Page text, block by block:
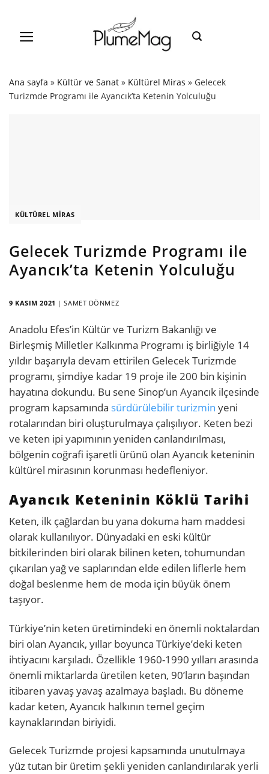
content
Ana sayfa » Kültür ve Sanat » Kültürel Miras » Gelecek
Turizmde Programı ile Ayancık’ta Ketenin Yolculuğu
KÜLTÜREL MIRAS
Gelecek Turizmde Programı ile
Ayancık’ta Ketenin Yolculuğu
9 KASIM 2021 |SAMET DÖNMEZ
Anadolu Efes’in Kültür ve Turizm Bakanlığı ve
Birleşmiş Milletler Kalkınma Programı iş birliğiyle 14
yıldır başarıyla devam ettirilen Gelecek Turizmde
programı, şimdiye kadar 19 proje ile 200 bin kişinin
hayatına dokundu. Bu sene Sinop’un Ayancık ilçesinde
program kapsamında sürdürülebilir turizmin yeni
rotalarından biri oluşturulmaya çalışılıyor. Keten bezi
ve keten ipi yapımının yeniden canlandırılması,
bölgenin coğrafi işaretli ürünü olan Ayancık keteninin
kültürel mirasının korunması hedefleniyor.
Ayancık Keteninin Köklü Tarihi
Keten, ilk çağlardan bu yana dokuma ham maddesi
olarak kullanılıyor. Dünyadaki en eski kültür
bitkilerinden biri olarak bilinen keten, tohumundan
çıkarılan yağ ve saplarından elde edilen liflerle hem
doğal beslenme hem de moda için büyük önem
taşıyor.
Türkiye’nin keten üretimindeki en önemli noktalardan
biri olan Ayancık, yıllar boyunca Türkiye’deki keten
ihtiyacını karşıladı. Özellikle 1960-1990 yılları arasında
önemli miktarlarda üretilen keten, 90’ların başından
itibaren yavaş yavaş azalmaya başladı. Bu döneme
kadar keten, Ayancık halkının temel geçim
kaynaklarından biriyidi.
Gelecek Turizmde projesi kapsamında unutulmaya
yüz tutan bir üretim şekli yeniden canlandırılarak yerli